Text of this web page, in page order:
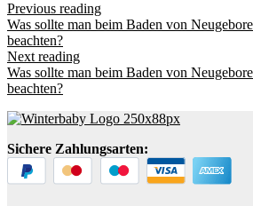
Previous reading
Was sollte man beim Baden von
beachten?
Next reading
Was sollte man beim Baden von
beachten?
Sichere Zahlungsarten: